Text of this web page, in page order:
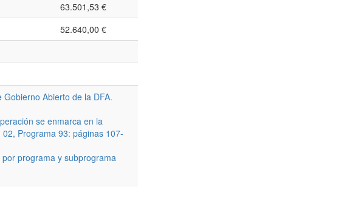
63.501,53 €
52.640,00 €
Abierto de la DFA.
se enmarca en la
Programa 93: páginas 107-
programa y subprograma